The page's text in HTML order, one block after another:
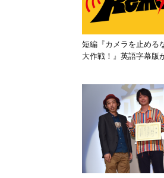
短編『カメラを止める
大作戦！』英語字幕版